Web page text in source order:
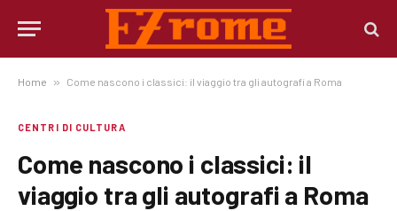
Home » Come nascono i classici: il viaggio tra gli autografi a Roma
CENTRI DI CULTURA
Come nascono i classici: il
viaggio tra gli autografi a Roma